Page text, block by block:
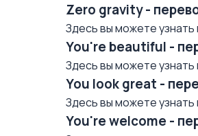
Zero gravity -
Здесь вы можете
You're beautiful -
Здесь вы можете
You look great -
Здесь вы можете
You're welcome -